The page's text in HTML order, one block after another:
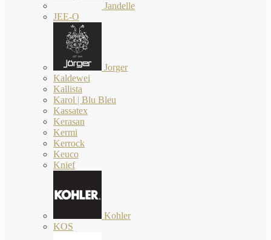
Jandelle
JEE-O
Jorger
Kaldewei
Kallista
Karol | Blu Bleu
Kassatex
Kerasan
Kermi
Kerrock
Keuco
Knief
Kohler
KOS